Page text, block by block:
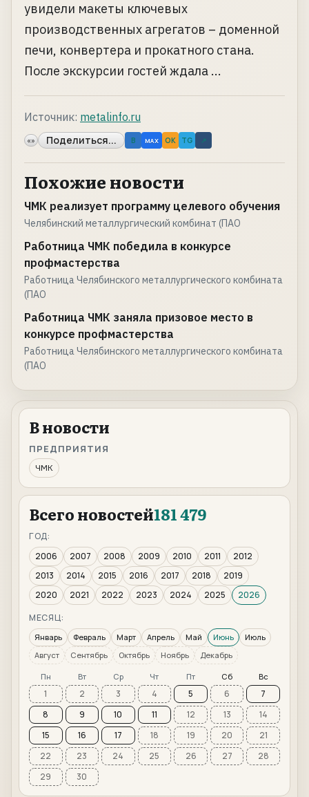
увидели макеты ключевых
производственных агрегатов – доменной
печи, конвертера и прокатного стана.
После экскурсии гостей ждала ...
Источник: metalinfo.ru
«» Поделиться... B MAX OK TG ↗
Похожие новости
ЧМК реализует программу целевого обучения
Челябинский металлургический комбинат (ПАО
Работница ЧМК победила в конкурсе
профмастерства
Работница Челябинского металлургического комбината
(ПАО
Работница ЧМК заняла призовое место в
конкурсе профмастерства
Работница Челябинского металлургического комбината
(ПАО
В новости
ПРЕДПРИЯТИЯ
ЧМК
Всего новостей181 479
ГОД:
2006
2007 2008 2009 2010 2011
2012
2013
2014 2015 2016 2017 2018
2019
2020
2021 2022 2023 2024 2025
2026
МЕСЯЦ:
Январь Февраль Март Апрель Май Июнь
Июль
Август
Сентябрь Октябрь Ноябрь Декабрь
Пн Вт Ср Чт Пт Сб Вс
1 2 3 4 5 6
7
8
9 10 11 12 13
14
15
16 17 18 19 20
21
22
23 24 25 26 27
28
29
30